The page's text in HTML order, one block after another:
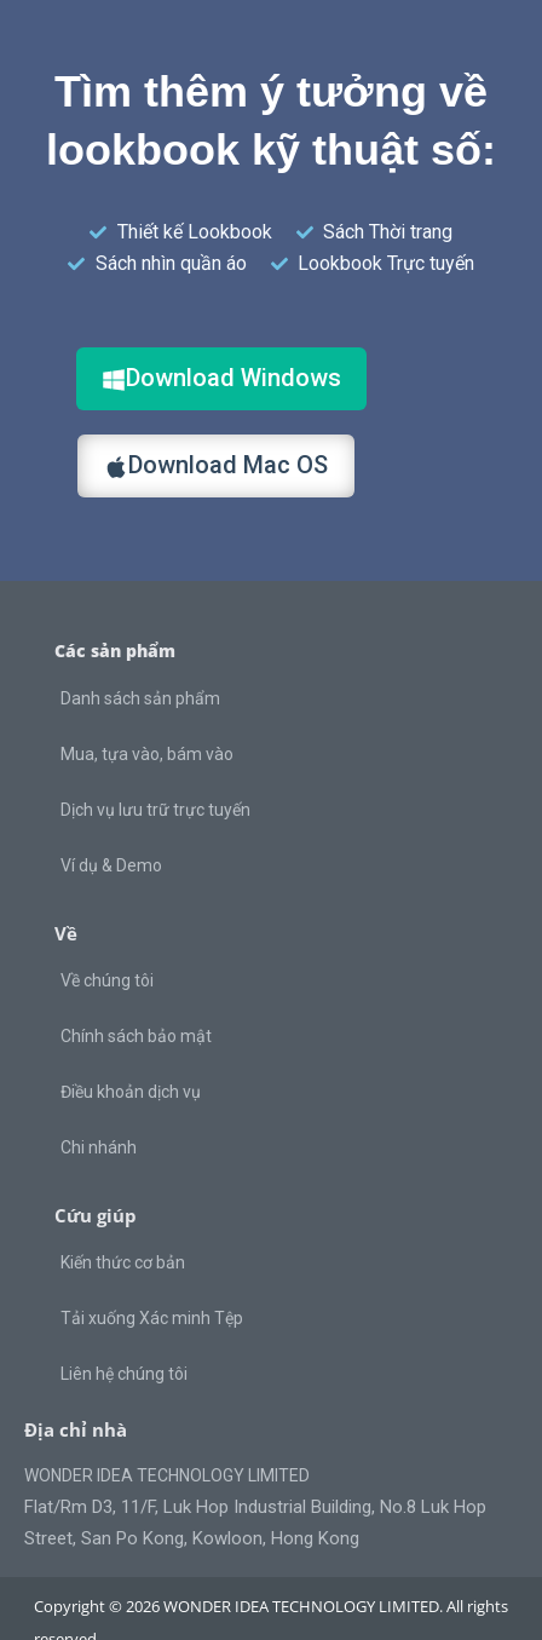
Tìm thêm ý tưởng về
lookbook kỹ thuật số:
Thiết kế Lookbook
Sách Thời trang
Sách nhìn quần áo
Lookbook Trực tuyến
Download Windows
Download Mac OS
Các sản phẩm
Danh sách sản phẩm
Mua, tựa vào, bám vào
Dịch vụ lưu trữ trực tuyến
Ví dụ & Demo
Về
Về chúng tôi
Chính sách bảo mật
Điều khoản dịch vụ
Chi nhánh
Cứu giúp
Kiến thức cơ bản
Tải xuống Xác minh Tệp
Liên hệ chúng tôi
Địa chỉ nhà
WONDER IDEA TECHNOLOGY LIMITED
Flat/Rm D3, 11/F, Luk Hop Industrial Building, No.8 Luk Hop
Street, San Po Kong, Kowloon, Hong Kong
Copyright © 2026 WONDER IDEA TECHNOLOGY LIMITED. All rights